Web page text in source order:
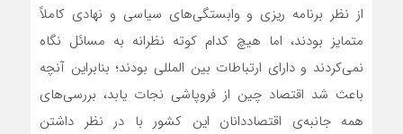
از نظر برنامه ریزی و وابستگی‌های سیاسی و نهادی کاملاً
متمایز بودند، اما هیچ کدام کوته نظرانه به مسائل نگاه
نمی‌کردند و دارای ارتباطات بین المللی بودند؛ بنابراین آنچه
باعث شد اقتصاد چین از فروپاشی نجات یابد، بررسی‌های
همه جانبه‌ی اقتصاددانان این کشور با در نظر داشتن